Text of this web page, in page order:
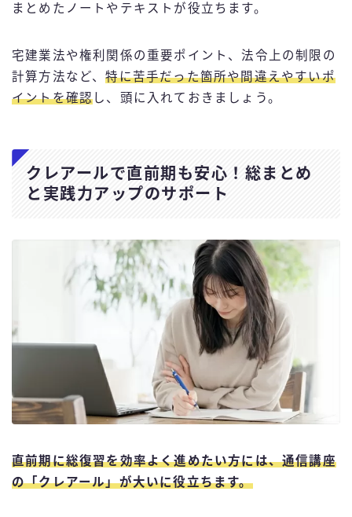
まとめたノートやテキストが役立ちます。
宅建業法や権利関係の重要ポイント、法令上の制限の
計算方法など、特に苦手だった箇所や間違えやすいポ
イントを確認し、頭に入れておきましょう。
クレアールで直前期も安心！総まとめ
と実践力アップのサポート
直前期に総復習を効率よく進めたい方には、通信講座
の「クレアール」が大いに役立ちます。